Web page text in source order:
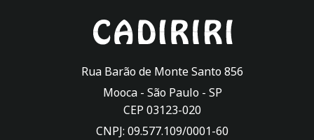
Rua Barão de Monte Santo 856
Mooca - São Paulo- SP
CEP 03123-020
CNPJ: 09.577.109/0001-60